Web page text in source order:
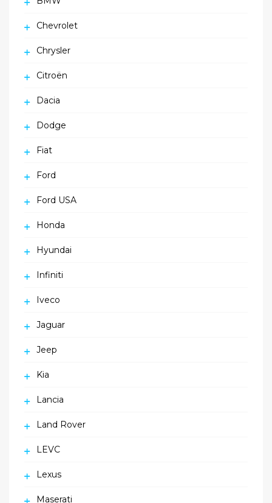
Chevrolet
Chrysler
Citroën
Dacia
Dodge
Fiat
Ford
Ford USA
Honda
Hyundai
Infiniti
Iveco
Jaguar
Jeep
Kia
Lancia
Land Rover
LEVC
Lexus
Maserati